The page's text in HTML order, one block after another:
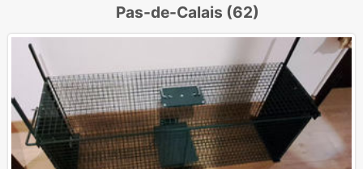
Pas-de-Calais (62)